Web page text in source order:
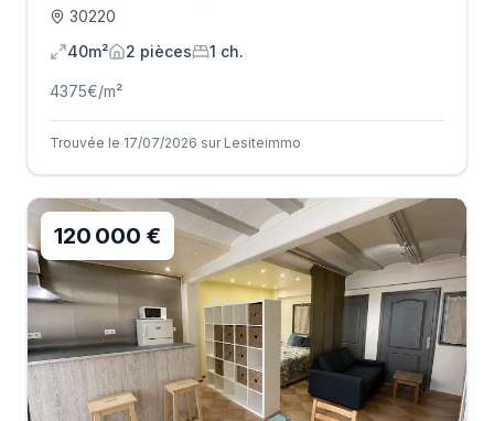
30220
40m²
2 pièces 1 ch.
4375€/m²
Trouvée le 17/07/2026 sur Lesiteimmo
120 000 €